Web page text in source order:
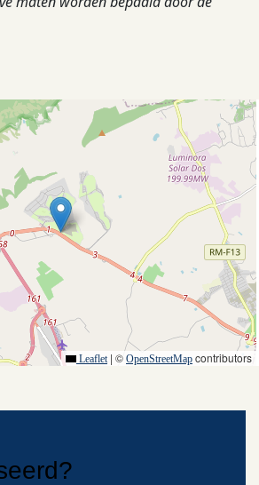
Leaflet | © OpenStreetMap contributors